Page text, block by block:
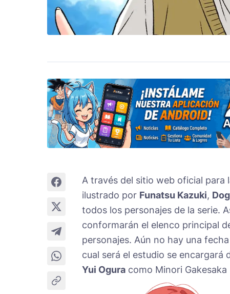
A través del sitio web oficial para
ilustrado por Funatsu Kazuki,
todos los personajes de la serie.
conformarán el elenco principal
personajes. Aún no hay una
cual será el estudio se encargará
Yui Ogura como Minori Gakesaka